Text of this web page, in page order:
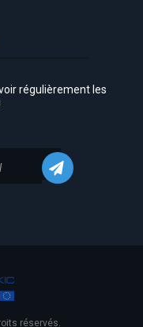
régulièrement les
réservés.